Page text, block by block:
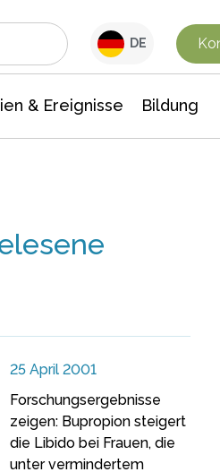
DE
& Ereignisse Bildung
25 April 2001
Forschungsergebnisse
zeigen: Bupropion steigert
die Libido bei Frauen, die
unter vermindertem